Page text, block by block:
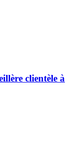
clientèle à